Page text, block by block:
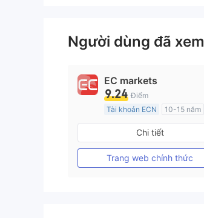
Người dùng đã xem
EC markets
9.24 Điểm
Tài khoản ECN
10-15 năm
Đăng ký tại Nước Úc
MT4 Chính thức
Chi tiết
Trang web chính thức